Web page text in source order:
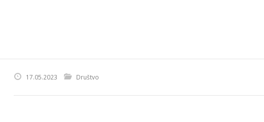
17.05.2023 Društvo